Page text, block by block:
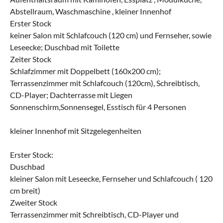
Abstellraum, Waschmaschine , kleiner Innenhof
Erster Stock
keiner Salon mit Schlafcouch (120 cm) und Fernseher, sowie
Leseecke; Duschbad mit Toilette
Zeiter Stock
Schlafzimmer mit Doppelbett (160x200 cm);
Terrassenzimmer mit Schlafcouch (120cm), Schreibtisch,
CD-Player; Dachterrasse mit Liegen
Sonnenschirm,Sonnensegel, Esstisch für 4 Personen
kleiner Innenhof mit Sitzgelegenheiten
Erster Stock:
Duschbad
kleiner Salon mit Leseecke, Fernseher und Schlafcouch ( 120
cm breit)
Zweiter Stock
Terrassenzimmer mit Schreibtisch, CD-Player und